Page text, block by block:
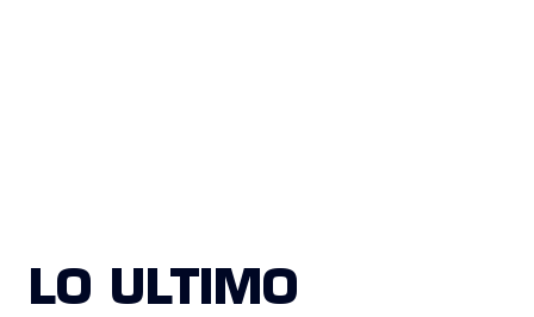
LO ULTIMO